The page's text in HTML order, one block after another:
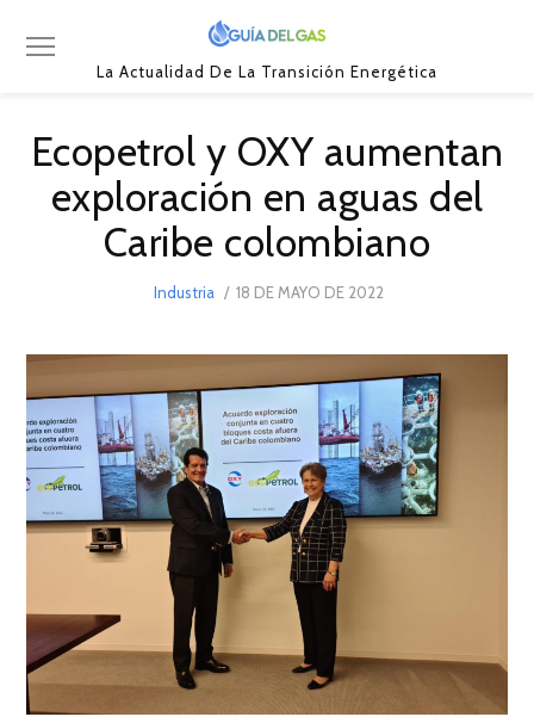
La Actualidad De La Transición Energética
Ecopetrol y OXY aumentan
exploración en aguas del
Caribe colombiano
Industria
POSTED
18 DE MAYO DE 2022
2022